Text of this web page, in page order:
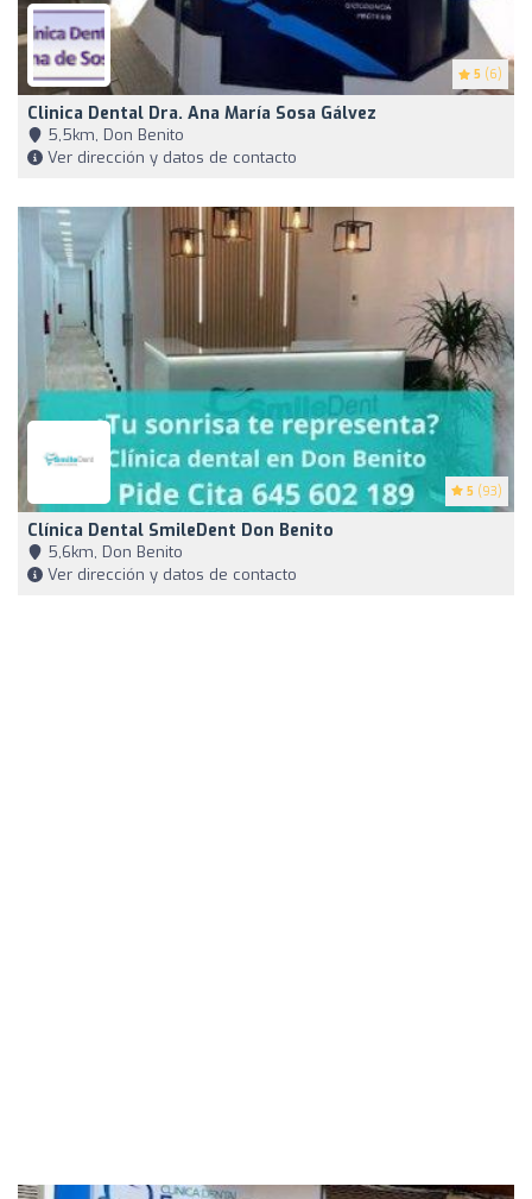
5 (6)
Clinica Dental Dra. Ana María Sosa Gálvez
5,5km, Don Benito
Ver dirección y datos de contacto
5 (93)
Clínica Dental SmileDent Don Benito
5,6km, Don Benito
Ver dirección y datos de contacto